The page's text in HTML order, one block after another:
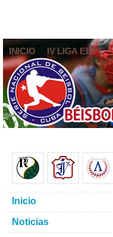
INICIO IV LIGA ELITE
Inicio
Noticias